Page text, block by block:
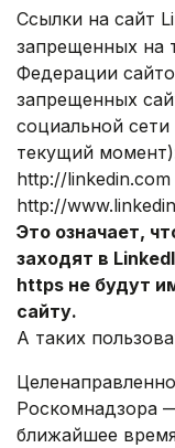
Ссылки на сайт
запрещенных на
Федерации
запрещенных
социальной
текущий
http://linkedin.com
http://
Это означает,
заходят в
https не будут
сайту.
А таких
Роскомнадзора
ближайшее